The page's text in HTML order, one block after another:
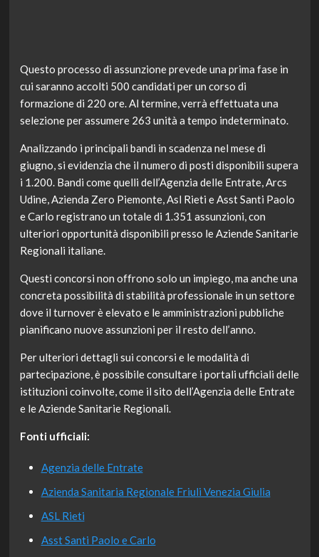
Questo processo di assunzione prevede una prima fase in
cui saranno accolti 500 candidati per un corso di
formazione di 220 ore. Al termine, verrà effettuata una
selezione per assumere 263 unità a tempo indeterminato.
Analizzando i principali bandi in scadenza nel mese di
giugno, si evidenzia che il numero di posti disponibili supera
i 1.200. Bandi come quelli dell’Agenzia delle Entrate, Arcs
Udine, Azienda Zero Piemonte, Asl Rieti e Asst Santi Paolo
e Carlo registrano un totale di 1.351 assunzioni, con
ulteriori opportunità disponibili presso le Aziende Sanitarie
Regionali italiane.
Questi concorsi non offrono solo un impiego, ma anche una
concreta possibilità di stabilità professionale in un settore
dove il turnover è elevato e le amministrazioni pubbliche
pianificano nuove assunzioni per il resto dell’anno.
Per ulteriori dettagli sui concorsi e le modalità di
partecipazione, è possibile consultare i portali ufficiali delle
istituzioni coinvolte, come il sito dell’Agenzia delle Entrate
e le Aziende Sanitarie Regionali.
Fonti ufficiali:
Agenzia delle Entrate
Azienda Sanitaria Regionale Friuli Venezia Giulia
ASL Rieti
Asst Santi Paolo e Carlo